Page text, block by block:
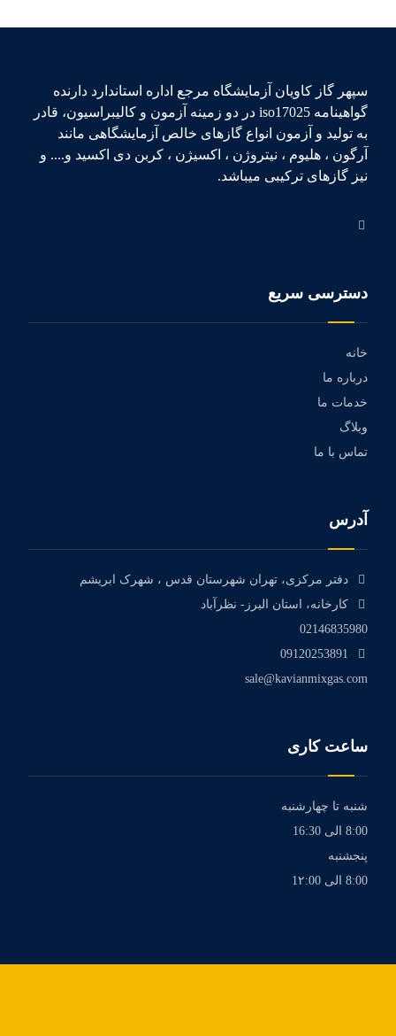
سپهر گاز کاویان آزمایشگاه مرجع اداره استاندارد دارنده
گواهینامه iso17025 در دو زمینه آزمون و کالیبراسیون، قادر
به تولید و آزمون انواع گازهای خالص آزمایشگاهی مانند
آرگون ، هلیوم ، نیتروژن ، اکسیژن ، کربن دی اکسید و.... و
نیز گازهای ترکیبی میباشد.
دسترسی سریع
خانه
درباره ما
خدمات ما
وبلاگ
تماس با ما
آدرس
دفتر مرکزی، تهران شهرستان قدس ، شهرک ابریشم
کارخانه، استان البرز- نظرآباد
02146835980
09120253891
sale@kavianmixgas.com
ساعت کاری
شنبه تا چهارشنبه
8:00 الی 16:30
پنجشنبه
8:00 الی 1۲:00